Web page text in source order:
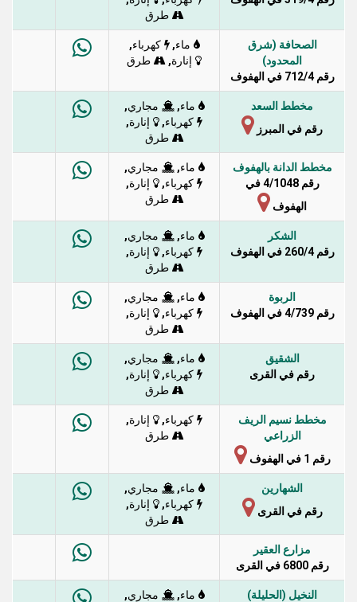
طرق
الصحافة (شرق
المحدود)
رقم 712/4 في الهفوف
ماء, كهرباء,
إنارة, طرق
مخطط السعد
رقم في المبرز
ماء, مجاري,
كهرباء, إنارة,
طرق
مخطط الدانة بالهفوف
رقم 4/1048 في
الهفوف
ماء, مجاري,
كهرباء, إنارة,
طرق
الشكر
رقم 260/4 في الهفوف
ماء, مجاري,
كهرباء, إنارة,
طرق
الربوة
رقم 4/739 في الهفوف
ماء, مجاري,
كهرباء, إنارة,
طرق
الشقيق
رقم في القرى
ماء, مجاري,
كهرباء, إنارة,
طرق
مخطط نسيم الريف
الزراعي
رقم 1 في الهفوف
كهرباء, إنارة,
طرق
الشهارين
رقم في القرى
ماء, مجاري,
كهرباء, إنارة,
طرق
مزارع العقير
رقم 6800 في القرى
النخيل (الحليلة)
ماء, مجاري,